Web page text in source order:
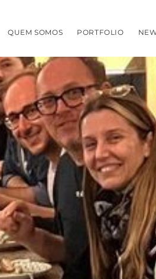
QUEM SOMOS PORTFOLIO